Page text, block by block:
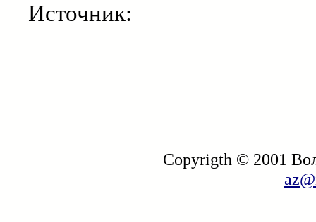
Источник:
Copyrigth © 2001